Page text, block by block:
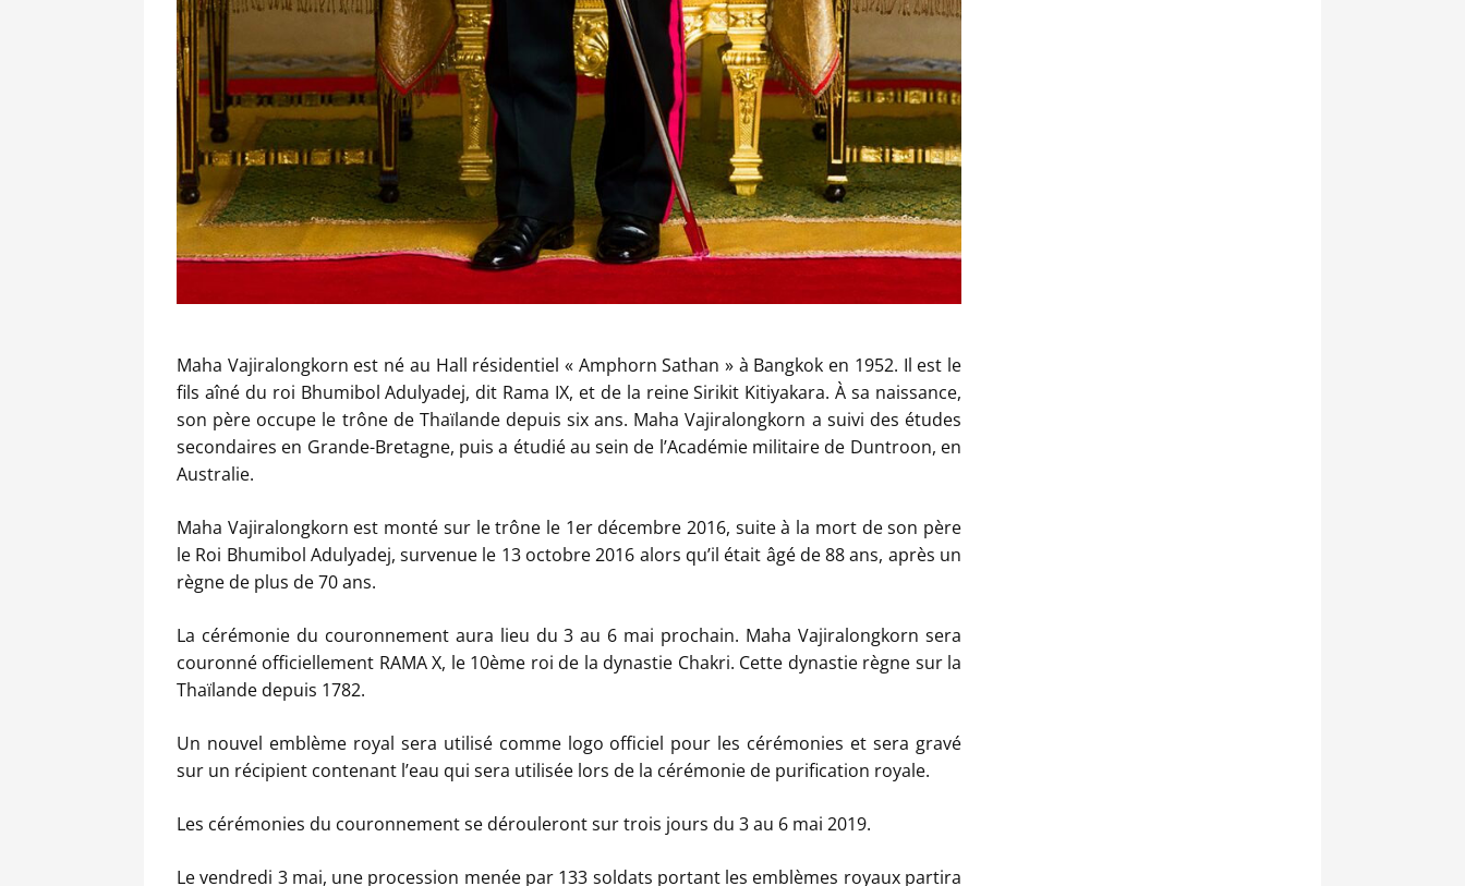
Maha Vajiralongkorn est né au Hall résidentiel « Amphorn Sathan » à Bangkok en 1952. Il est le
fils aîné du roi Bhumibol Adulyadej, dit Rama IX, et de la reine Sirikit Kitiyakara. À sa naissance,
son père occupe le trône de Thaïlande depuis six ans. Maha Vajiralongkorn a suivi des études
secondaires en Grande-Bretagne, puis a étudié au sein de l’Académie militaire de Duntroon, en
Australie.
Maha Vajiralongkorn est monté sur le trône le 1er décembre 2016, suite à la mort de son père
le Roi Bhumibol Adulyadej, survenue le 13 octobre 2016 alors qu’il était âgé de 88 ans, après un
règne de plus de 70 ans.
La cérémonie du couronnement aura lieu du 3 au 6 mai prochain. Maha Vajiralongkorn sera
couronné officiellement RAMA X, le 10ème roi de la dynastie Chakri. Cette dynastie règne sur la
Thaïlande depuis 1782.
Un nouvel emblème royal sera utilisé comme logo officiel pour les cérémonies et sera gravé
sur un récipient contenant l’eau qui sera utilisée lors de la cérémonie de purification royale.
Les cérémonies du couronnement se dérouleront sur trois jours du 3 au 6 mai 2019.
Le vendredi 3 mai, une procession menée par 133 soldats portant les emblèmes royaux partira